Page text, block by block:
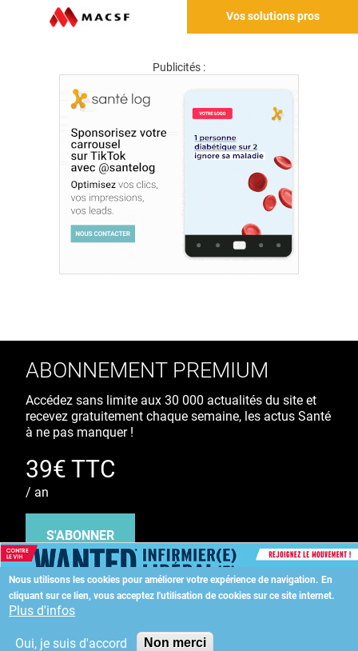
Vos solutions pros
Publicités :
Nous utilisons les cookies pour améliorer votre expérience de navigation. En
cliquant sur ce lien, vous acceptez l'utilisation de cookies sur ce site internet.
Plus d'infos
Oui, je suis d'accord Non merci
ABONNEMENT PREMIUM
Accédez sans limite aux 30 000 actualités du site et
recevez gratuitement chaque semaine, les actus Santé
à ne pas manquer !
39€ TTC
/ an
S'ABONNER
Copyright©2026 ALLIEDHEALTH
KAURIWEB